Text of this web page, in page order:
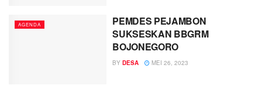
AGENDA
PEMDES PEJAMBON
SUKSESKAN BBGRM
BOJONEGORO
BY DESA MEI 26, 2023